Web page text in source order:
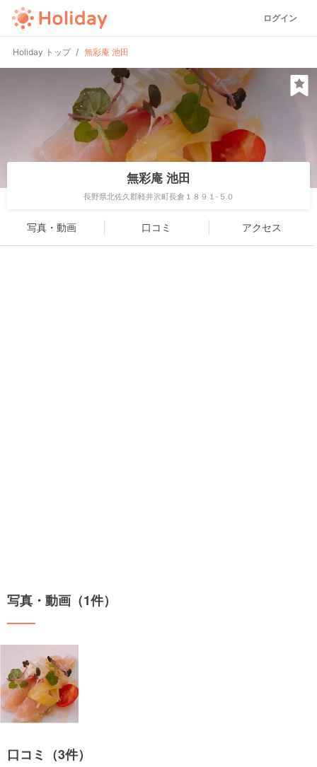
ログイン
Holiday トップ 無彩庵 池田
無彩庵 池田
長野県北佐久郡軽井沢町長倉１８９１-５０
写真・動画 口コミ アクセス
写真・動画（1件）
口コミ（3件）